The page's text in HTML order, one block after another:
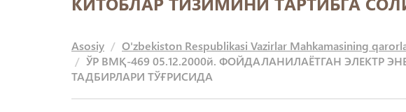
Asosiy
O'zbekiston Respublikasi Vazirlar Mahkamasining
ЎР ВМҚ-469 05.12.2000й. ФОЙДАЛАНИЛАЁТГАН ЭЛЕКТР
ТАДБИРЛАРИ ТЎҒРИСИДА